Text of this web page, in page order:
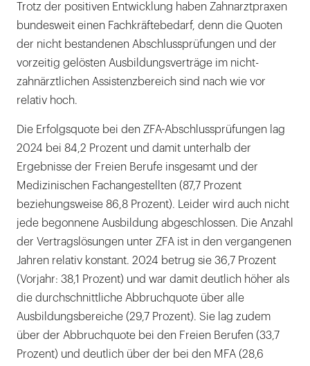
Trotz der positiven Entwicklung haben Zahnarztpraxen
bundesweit einen Fachkräftebedarf, denn die Quoten
der nicht bestandenen Abschlussprüfungen und der
vorzeitig gelösten Ausbildungsverträge im nicht-
zahnärztlichen Assistenzbereich sind nach wie vor
relativ hoch.
Die Erfolgsquote bei den ZFA-Abschlussprüfungen lag
2024 bei 84,2 Prozent und damit unterhalb der
Ergebnisse der Freien Berufe insgesamt und der
Medizinischen Fachangestellten (87,7 Prozent
beziehungsweise 86,8 Prozent). Leider wird auch nicht
jede begonnene Ausbildung abgeschlossen. Die Anzahl
der Vertragslösungen unter ZFA ist in den vergangenen
Jahren relativ konstant. 2024 betrug sie 36,7 Prozent
(Vorjahr: 38,1 Prozent) und war damit deutlich höher als
die durchschnittliche Abbruchquote über alle
Ausbildungsbereiche (29,7 Prozent). Sie lag zudem
über der Abbruchquote bei den Freien Berufen (33,7
Prozent) und deutlich über der bei den MFA (28,6